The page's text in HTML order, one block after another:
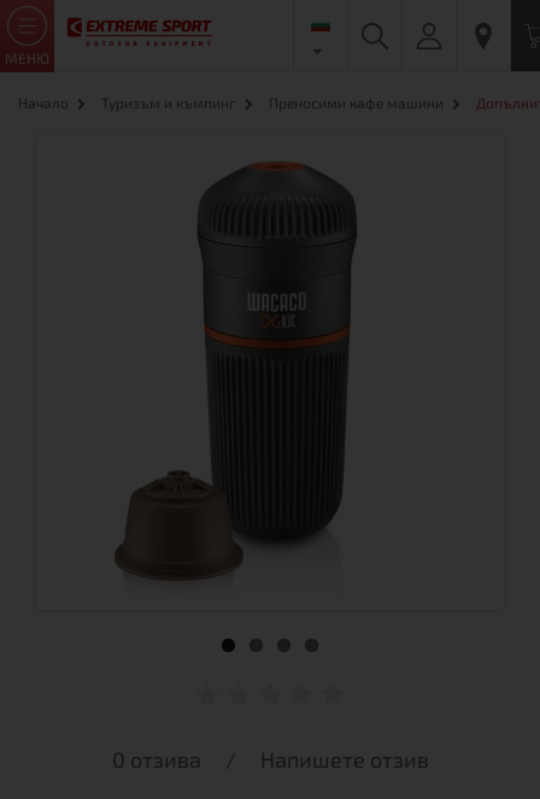
МЕНЮ
Начало Туризъм и къмпинг Преносими кафе машини
0 отзива / Напишете отзив